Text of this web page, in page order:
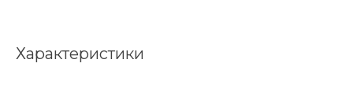
Характеристики